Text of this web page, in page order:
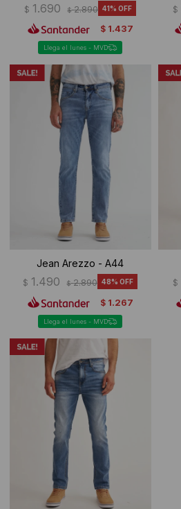
$ 1.690 $ 2.890 41
$ 1.437
Llega el lunes - MVD
$
Jean Arezzo - A44
$ 1.490 $ 2.890 48
$ 1.267
Llega el lunes - MVD
$